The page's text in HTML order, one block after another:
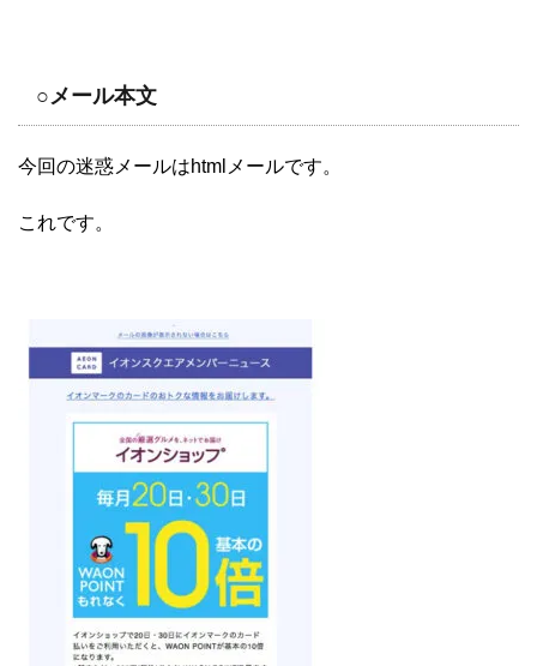
○メール本文
今回の迷惑メールはhtmlメールです。
これです。